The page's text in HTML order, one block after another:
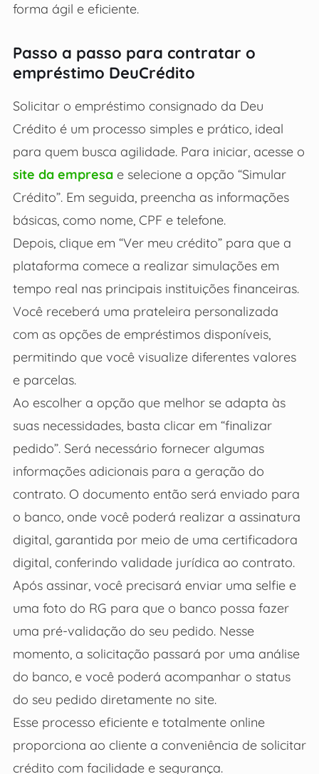
forma ágil e eficiente.
Passo a passo para contratar o
empréstimo DeuCrédito
Solicitar o empréstimo consignado da Deu
Crédito é um processo simples e prático, ideal
para quem busca agilidade. Para iniciar, acesse o
site da empresae selecione a opção “Simular
Crédito”. Em seguida, preencha as informações
básicas, como nome, CPF e telefone.
Depois, clique em “Ver meu crédito” para que a
plataforma comece a realizar simulações em
tempo real nas principais instituições financeiras.
Você receberá uma prateleira personalizada
com as opções de empréstimos disponíveis,
permitindo que você visualize diferentes valores
e parcelas.
Ao escolher a opção que melhor se adapta às
suas necessidades, basta clicar em “finalizar
pedido”. Será necessário fornecer algumas
informações adicionais para a geração do
contrato. O documento então será enviado para
o banco, onde você poderá realizar a assinatura
digital, garantida por meio de uma certificadora
digital, conferindo validade jurídica ao contrato.
Após assinar, você precisará enviar uma selfie e
uma foto do RG para que o banco possa fazer
uma pré-validação do seu pedido. Nesse
momento, a solicitação passará por uma análise
do banco, e você poderá acompanhar o status
do seu pedido diretamente no site.
Esse processo eficiente e totalmente online
proporciona ao cliente a conveniência de solicitar
crédito com facilidade e segurança.